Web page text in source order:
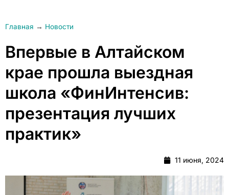
Главная → Новости
Впервые в Алтайском
крае прошла выездная
школа «ФинИнтенсив:
презентация лучших
практик»
11 июня, 2024